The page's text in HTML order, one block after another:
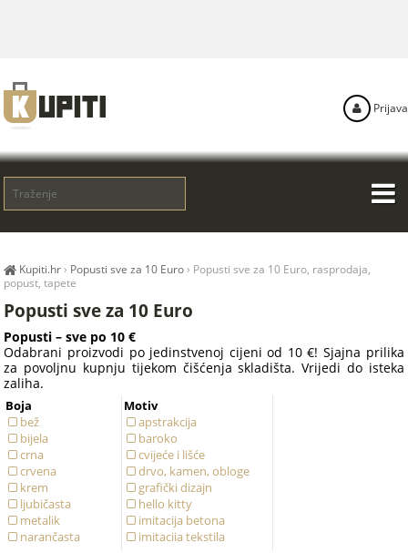
Kupiti.hr› Popusti sve za 10 Euro › Popusti sve za 10 Euro, rasprodaja,
popust, tapete
Popusti sve za 10 Euro
Popusti – sve po 10 €
Odabrani proizvodi po jedinstvenoj cijeni od 10 €! Sjajna prilika
za povoljnu kupnju tijekom čišćenja skladišta. Vrijedi do isteka
zaliha.
Boja
bež
bijela
crna
crvena
krem
ljubičasta
metalik
narančasta
Motiv
apstrakcija
baroko
cvijeće i lišće
drvo, kamen, obloge
grafički dizajn
hello kitty
imitacija betona
imitacija tekstila
Prijava